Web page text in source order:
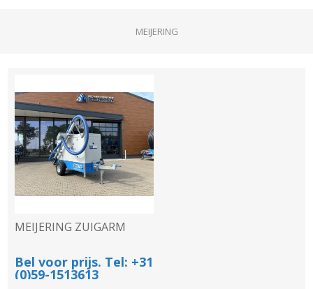
MEIJERING
MEIJERING ZUIGARM
Bel voor prijs. Tel: +31
(0)59-1513613